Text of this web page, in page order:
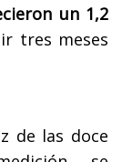
un 1,2
tres meses
de las doce